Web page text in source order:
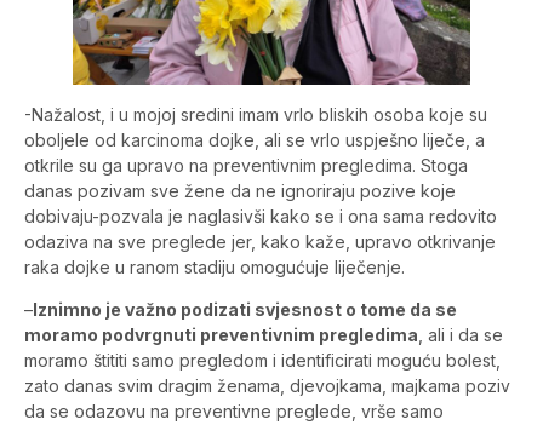
-Nažalost, i u mojoj sredini imam vrlo bliskih osoba koje su
oboljele od karcinoma dojke, ali se vrlo uspješno liječe, a
otkrile su ga upravo na preventivnim pregledima. Stoga
danas pozivam sve žene da ne ignoriraju pozive koje
dobivaju-pozvala je naglasivši kako se i ona sama redovito
odaziva na sve preglede jer, kako kaže, upravo otkrivanje
raka dojke u ranom stadiju omogućuje liječenje.
–Iznimno je važno podizati svjesnost o tome da se
moramo podvrgnuti preventivnim pregledima, ali i da se
moramo štititi samo pregledom i identificirati moguću bolest,
zato danas svim dragim ženama, djevojkama, majkama poziv
da se odazovu na preventivne preglede, vrše samo